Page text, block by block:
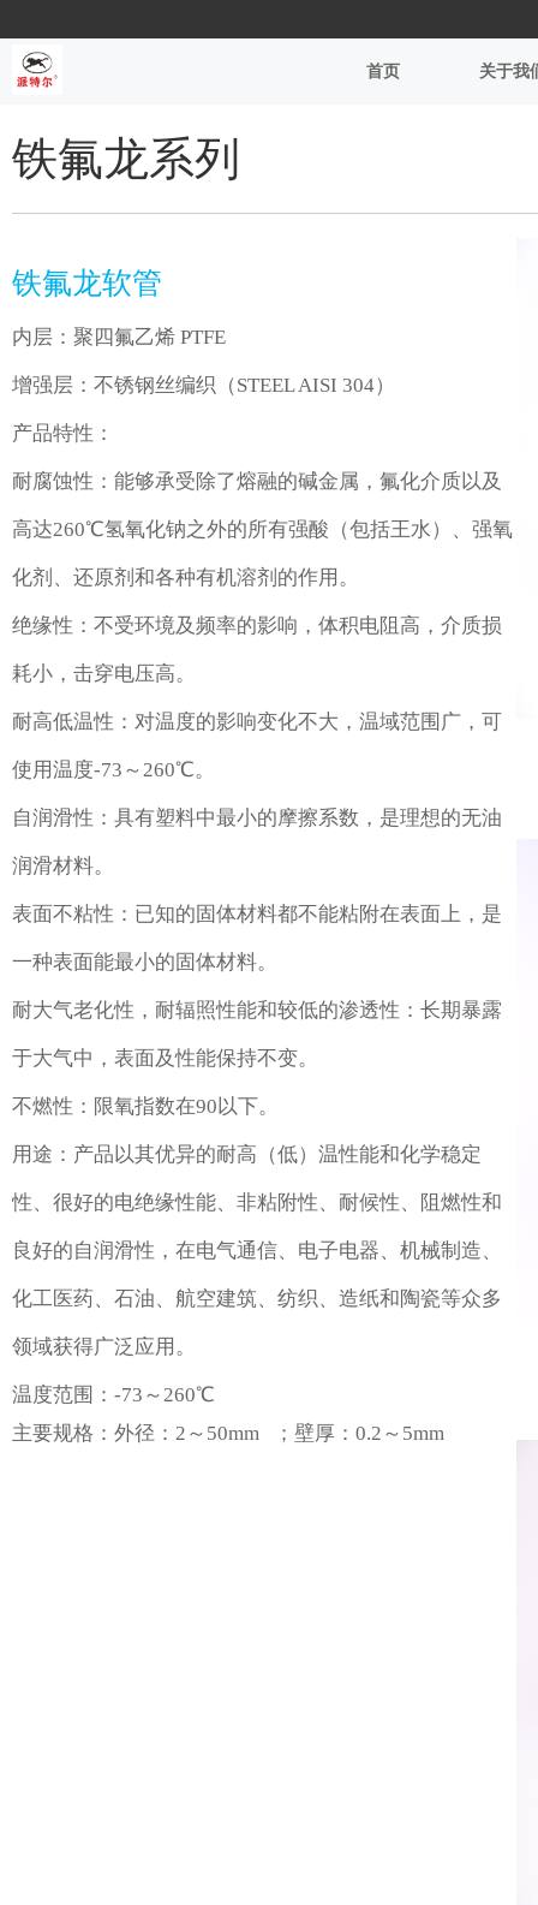
首页 关于我
铁氟龙系列
铁氟龙软管
内层：聚四氟乙烯 PTFE
增强层：不锈钢丝编织（STEEL AISI 304）
产品特性：
耐腐蚀性：能够承受除了熔融的碱金属，氟化介质以及
高达260℃氢氧化钠之外的所有强酸（包括王水）、强氧
化剂、还原剂和各种有机溶剂的作用。
绝缘性：不受环境及频率的影响，体积电阻高，介质损
耗小，击穿电压高。
耐高低温性：对温度的影响变化不大，温域范围广，可
使用温度-73～260℃。
自润滑性：具有塑料中最小的摩擦系数，是理想的无油
润滑材料。
表面不粘性：已知的固体材料都不能粘附在表面上，是
一种表面能最小的固体材料。
耐大气老化性，耐辐照性能和较低的渗透性：长期暴露
于大气中，表面及性能保持不变。
不燃性：限氧指数在90以下。
用途：产品以其优异的耐高（低）温性能和化学稳定
性、很好的电绝缘性能、非粘附性、耐候性、阻燃性和
良好的自润滑性，在电气通信、电子电器、机械制造、
化工医药、石油、航空建筑、纺织、造纸和陶瓷等众多
领域获得广泛应用。
温度范围：-73～260℃
主要规格：外径：2～50mm ；壁厚：0.2～5mm